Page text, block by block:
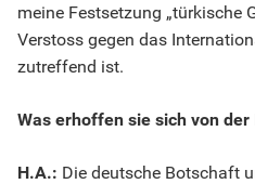
meine Festsetzung „türkische
Verstoss gegen das
zutreffend ist.
Was erhoffen sie sich von der
H.A.: Die deutsche Botschaft